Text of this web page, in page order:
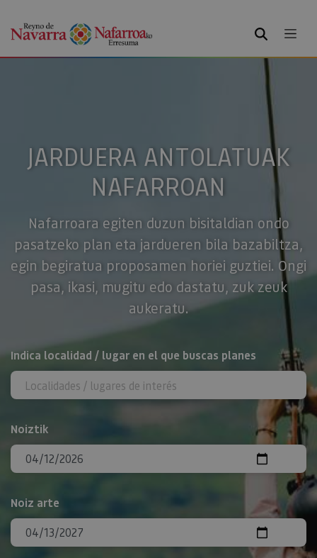
BILATU
JARDUERA ANTOLATUAK
NAFARROAN
Nafarroara egiten duzun bisitaldian ondo
pasatzeko plan eta jardueren bila bazabiltza,
egin begiratua proposamen horiei guztiei. Ongi
pasa, ikasi, mugitu edo dastatu, zuk zeuk
aukeratu.
BILATU
Indica localidad / lugar en el que buscas planes
Noiztik
Noiz arte